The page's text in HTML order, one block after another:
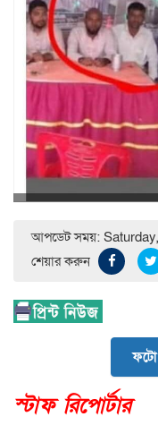
আপডেট সময়:
শেয়ার করুন
ফটো
স্টাফ রিপোর্টার